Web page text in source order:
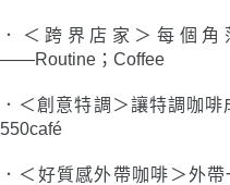
．＜跨界店家＞每個
――Routine；Coffee
．＜創意特調＞讓特調咖
550café
．＜好質感外帶咖啡＞外